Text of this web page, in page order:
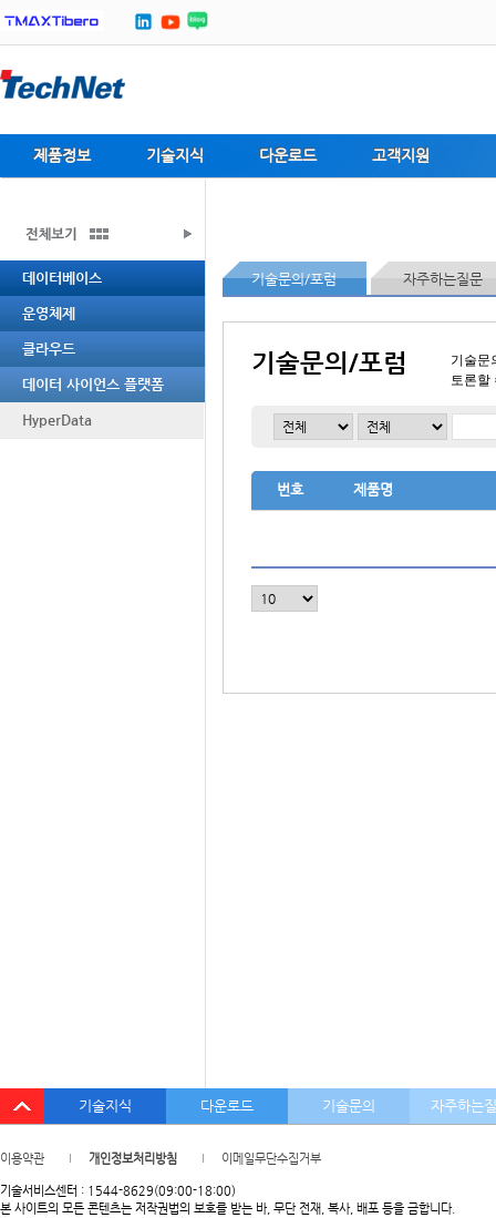
제품정보 기술지식 다운로드 고객지원
데이터베이스
운영체제
클라우드
데이터 사이언스 플랫폼
HyperData
기술문의/포럼 자주하는질문
기술문의/포럼
기술문
토론할
번호 제품명
기술지식 다운로드 기술문의 자주하는
이용약관 개인정보처리방침 이메일무단수집거부
기술서비스센터 : 1544-8629(09:00-18:00)
본 사이트의 모든 콘텐츠는 저작권법의 보호를 받는 바, 무단 전재, 복사, 배포 등을 금합니다.